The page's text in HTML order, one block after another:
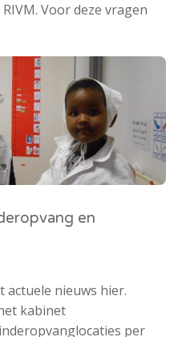
Voor deze vragen
en
actuele nieuws hier.
kabinet
per